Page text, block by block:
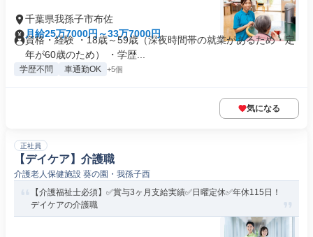
千葉県我孫子市布佐
月給25万7000円～33万7000円
資格・経験 ・18歳～59歳（深夜時間帯の就業があるため・定
年が60歳のため） ・学歴...
学歴不問 車通勤OK +5個
気になる
正社員
【デイケア】介護職
介護老人保健施設 葵の園・我孫子西
【介護福祉士必須】✅賞与3ヶ月支給実績✅日曜定休✅年休115日！
デイケアの介護職